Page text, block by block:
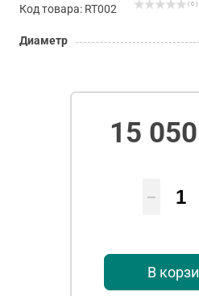
Код товара: RT002 ( 0 )
Диаметр
15
В